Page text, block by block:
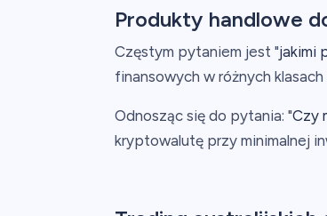
Produkty handlowe
Częstym pytaniem jest "jakimi
finansowych w różnych
Odnosząc się do pytania: "Czy
kryptowalutę przy minimalnej